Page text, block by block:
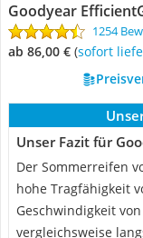
Goodyear
1254
ab 86,00 € ( Sofort
Unser Fazit für
Der Sommerreifen
hohe Tragfähigkeit
Geschwindigkeit
vergleichsweise